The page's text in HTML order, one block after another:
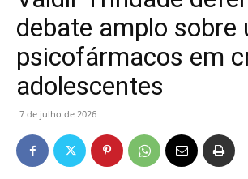
debate amplo sobre
psicofármacos em
adolescentes
7 de julho de 2026